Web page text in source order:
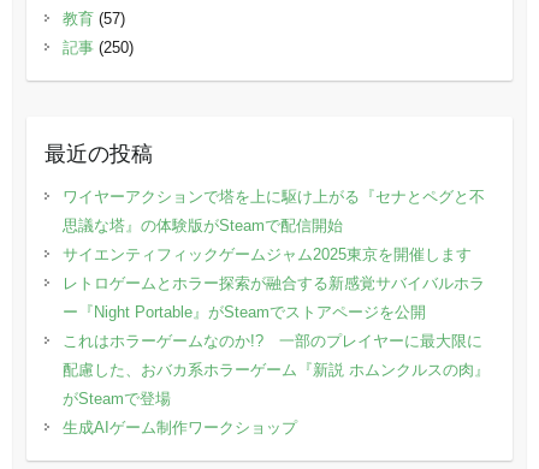
教育(57)
記事(250)
最近の投稿
ワイヤーアクションで塔を上に駆け上がる『セナとペグと不
思議な塔』の体験版がSteamで配信開始
サイエンティフィックゲームジャム2025東京を開催します
レトロゲームとホラー探索が融合する新感覚サバイバルホラ
ー『Night Portable』がSteamでストアページを公開
これはホラーゲームなのか!? 一部のプレイヤーに最大限に
配慮した、おバカ系ホラーゲーム『新説 ホムンクルスの肉』
がSteamで登場
生成AIゲーム制作ワークショップ